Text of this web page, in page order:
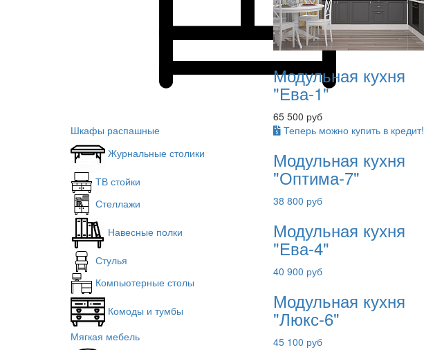
Шкафы распашные
Журнальные столики
ТВ стойки
Стеллажи
Навесные полки
Стулья
Компьютерные столы
Комоды и тумбы
Мягкая мебель
Модульная кухня
"Ева-1"
65 500 руб
Теперь можно купить в кредит!
Модульная кухня
"Оптима-7"
38 800 руб
Модульная кухня
"Ева-4"
40 900 руб
Модульная кухня
"Люкс-6"
45 100 руб